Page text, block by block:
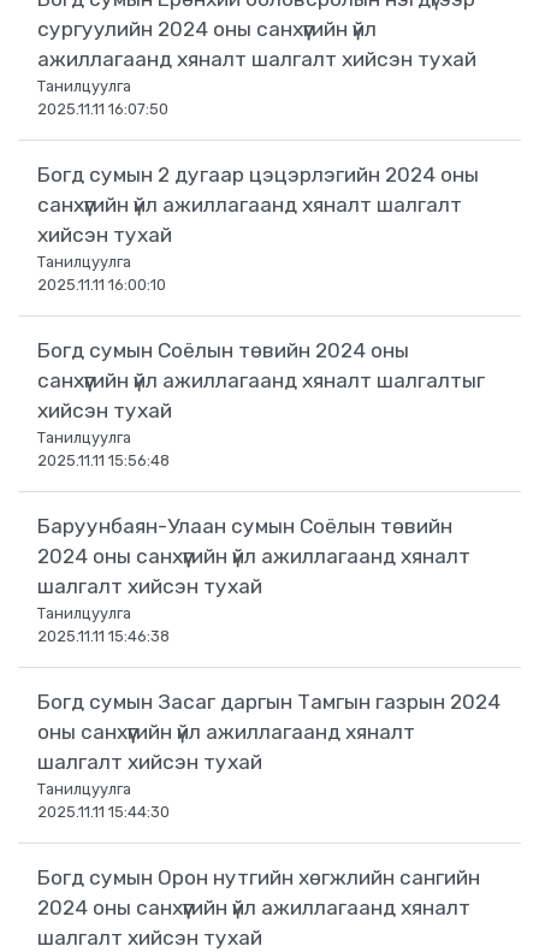
сургуулийн 2024 оны санхүүгийн үйл
ажиллагаанд хяналт шалгалт хийсэн тухай
Танилцуулга
2025.11.11 16:07:50
Богд сумын 2 дугаар цэцэрлэгийн 2024 оны
санхүүгийн үйл ажиллагаанд хяналт шалгалт
хийсэн тухай
Танилцуулга
2025.11.11 16:00:10
Богд сумын Соёлын төвийн 2024 оны
санхүүгийн үйл ажиллагаанд хяналт шалгалтыг
хийсэн тухай
Танилцуулга
2025.11.11 15:56:48
Баруунбаян-Улаан сумын Соёлын төвийн
2024 оны санхүүгийн үйл ажиллагаанд хяналт
шалгалт хийсэн тухай
Танилцуулга
2025.11.11 15:46:38
Богд сумын Засаг даргын Тамгын газрын 2024
оны санхүүгийн үйл ажиллагаанд хяналт
шалгалт хийсэн тухай
Танилцуулга
2025.11.11 15:44:30
Богд сумын Орон нутгийн хөгжлийн сангийн
2024 оны санхүүгийн үйл ажиллагаанд хяналт
шалгалт хийсэн тухай